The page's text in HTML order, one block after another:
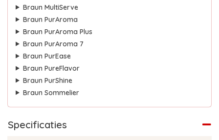
Braun MultiServe
Braun PurAroma
Braun PurAroma Plus
Braun PurAroma 7
Braun PurEase
Braun PureFlavor
Braun PurShine
Braun Sommelier
Specificaties